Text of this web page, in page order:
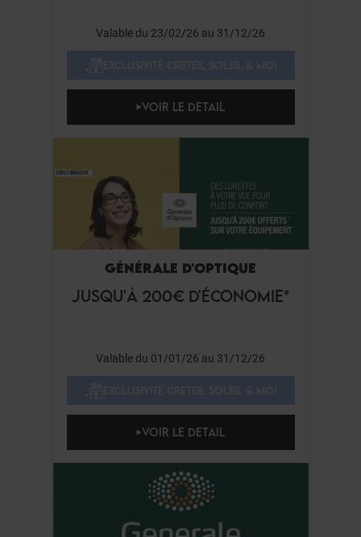
Valable du 23/02/26 au 31/12/26
VOIR LE DETAIL
GÉNÉRALE D'OPTIQUE
JUSQU'À 200€ D'ÉCONOMIE*
Valable du 01/01/26 au 31/12/26
VOIR LE DETAIL